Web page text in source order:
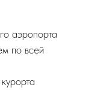
аэропорта
по всей